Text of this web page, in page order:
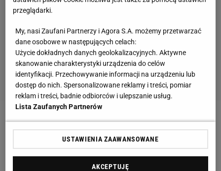
- Widzieliśmy, że dotknąłpiłkiręką, ale nie możemy
narzekać. Sędzia powiedział, że rozmawiał o tej
sytuacji z pozostałymi arbitrami, którzy nie widzieli
ręki - powiedział Miranda. - Staraliśmy się strzelić
przeglądarki.
My, nasi Zaufani Partnerzy i Agora S.A. możemy przetwarzać
dane osobowe w następujących celach:
Użycie dokładnych danych geolokalizacyjnych. Aktywne
skanowanie charakterystyki urządzenia do celów
identyfikacji. Przechowywanie informacji na urządzeniu lub
dostęp do nich. Spersonalizowane reklamy i treści, pomiar
reklam i treści, badnie odbiorców i ulepszanie usług.
Lista Zaufanych Partnerów
USTAWIENIA ZAAWANSOWANE
AKCEPTUJĘ